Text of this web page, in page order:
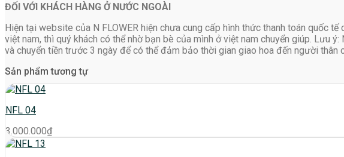
ĐỐI VỚI KHÁCH HÀNG Ở NƯỚC NGOÀI
Hiện tại website của N FLOWER hiện chưa cung cấp hình thức thanh toán quốc
việt nam, thì quý khách có thể nhờ bạn bè của mình ở việt nam chuyển giúp. Lưu
và chuyển tiền trước 3 ngày để có thể đảm bảo thời gian giao hoa đến người thân
Sản phẩm tương tự
NFL 04
3.000.000₫